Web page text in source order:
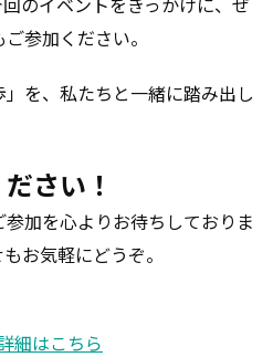
ご参加ください。
」を、私たちと一緒に踏み出し
さい！
加を心よりお待ちしておりま
お気軽にどうぞ。
細はこちら